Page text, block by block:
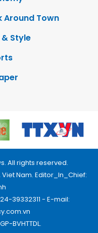
Around Town
& Style
All rights reserved.
Viet Nam. Editor_In_Chief:
39332311 - E-mail:
BVHTTDL.